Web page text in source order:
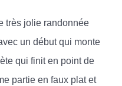
très jolie randonnée
un début qui monte
qui finit en point de
partie en faux plat et